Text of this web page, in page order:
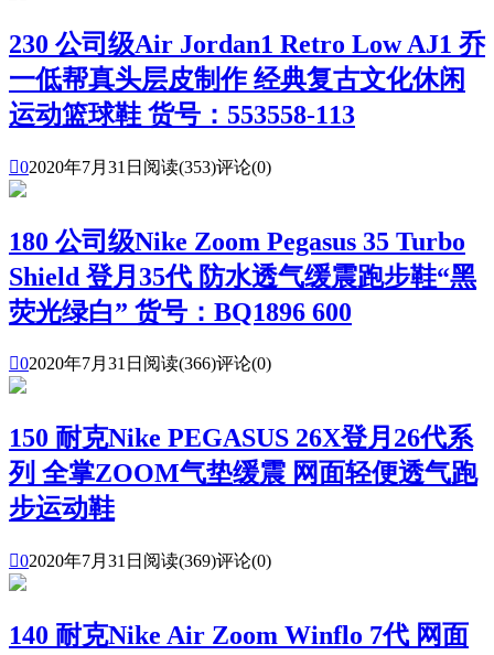
230 公司级Air Jordan1 Retro Low AJ1 乔
一低帮真头层皮制作 经典复古文化休闲
运动篮球鞋 货号：553558-113
02020年7月31日 阅读(353)评论(0)
180 公司级Nike Zoom Pegasus 35 Turbo
Shield 登月35代 防水透气缓震跑步鞋“黑
荧光绿白” 货号：BQ1896 600
02020年7月31日 阅读(366)评论(0)
150 耐克Nike PEGASUS 26X登月26代系
列 全掌ZOOM气垫缓震 网面轻便透气跑
步运动鞋
02020年7月31日 阅读(369)评论(0)
140 耐克Nike Air Zoom Winflo 7代 网面